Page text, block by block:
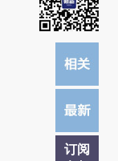
订阅